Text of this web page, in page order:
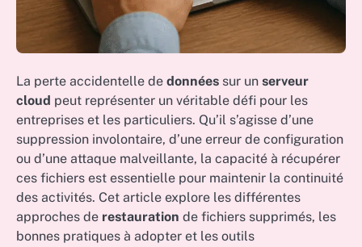
La perte accidentelle de données sur un serveur
cloud peut représenter un véritable défi pour les
entreprises et les particuliers. Qu’il s’agisse d’une
suppression involontaire, d’une erreur de configuration
ou d’une attaque malveillante, la capacité à récupérer
ces fichiers est essentielle pour maintenir la continuité
des activités. Cet article explore les différentes
approches de restauration de fichiers supprimés, les
bonnes pratiques à adopter et les outils